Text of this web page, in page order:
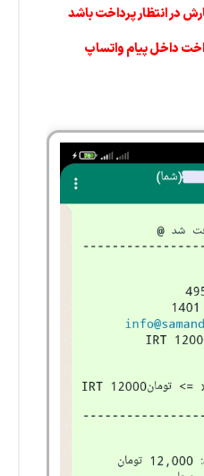
در انتظار پرداخت باشد
داخل پیام واتساپ